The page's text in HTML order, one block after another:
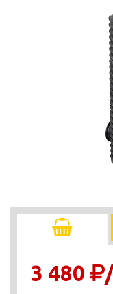
3 480